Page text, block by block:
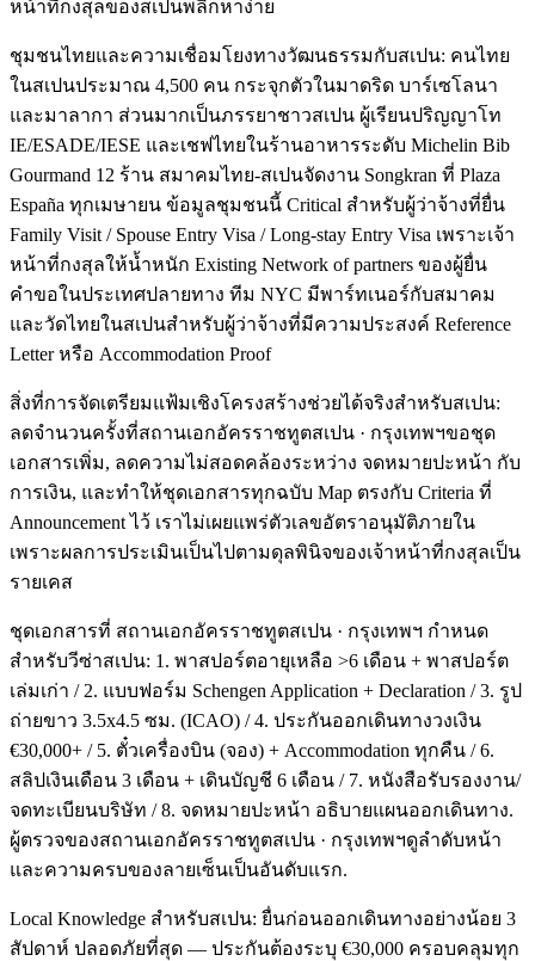
หน้าที่กงสุลของสเปนพลิกหาง่าย
ชุมชนไทยและความเชื่อมโยงทางวัฒนธรรมกับสเปน: คนไทย
ในสเปนประมาณ 4,500 คน กระจุกตัวในมาดริด บาร์เซโลนา
และมาลากา ส่วนมากเป็นภรรยาชาวสเปน ผู้เรียนปริญญาโท
IE/ESADE/IESE และเชฟไทยในร้านอาหารระดับ Michelin Bib
Gourmand 12 ร้าน สมาคมไทย-สเปนจัดงาน Songkran ที่ Plaza
España ทุกเมษายน ข้อมูลชุมชนนี้ Critical สำหรับผู้ว่าจ้างที่ยื่น
Family Visit / Spouse Entry Visa / Long-stay Entry Visa เพราะเจ้า
หน้าที่กงสุลให้น้ำหนัก Existing Network of partners ของผู้ยื่น
คำขอในประเทศปลายทาง ทีม NYC มีพาร์ทเนอร์กับสมาคม
และวัดไทยในสเปนสำหรับผู้ว่าจ้างที่มีความประสงค์ Reference
Letter หรือ Accommodation Proof
สิ่งที่การจัดเตรียมแฟ้มเชิงโครงสร้างช่วยได้จริงสำหรับสเปน:
ลดจำนวนครั้งที่สถานเอกอัครราชทูตสเปน · กรุงเทพฯขอชุด
เอกสารเพิ่ม, ลดความไม่สอดคล้องระหว่าง จดหมายปะหน้า กับ
การเงิน, และทำให้ชุดเอกสารทุกฉบับ Map ตรงกับ Criteria ที่
Announcement ไว้ เราไม่เผยแพร่ตัวเลขอัตราอนุมัติภายใน
เพราะผลการประเมินเป็นไปตามดุลพินิจของเจ้าหน้าที่กงสุลเป็น
รายเคส
ชุดเอกสารที่ สถานเอกอัครราชทูตสเปน · กรุงเทพฯ กำหนด
สำหรับวีซ่าสเปน: 1. พาสปอร์ตอายุเหลือ >6 เดือน + พาสปอร์ต
เล่มเก่า / 2. แบบฟอร์ม Schengen Application + Declaration / 3. รูป
ถ่ายขาว 3.5x4.5 ซม. (ICAO) / 4. ประกันออกเดินทางวงเงิน
€30,000+ / 5. ตั๋วเครื่องบิน (จอง) + Accommodation ทุกคืน / 6.
สลิปเงินเดือน 3 เดือน + เดินบัญชี 6 เดือน / 7. หนังสือรับรองงาน/
จดทะเบียนบริษัท / 8. จดหมายปะหน้า อธิบายแผนออกเดินทาง.
ผู้ตรวจของสถานเอกอัครราชทูตสเปน · กรุงเทพฯดูลำดับหน้า
และความครบของลายเซ็นเป็นอันดับแรก.
Local Knowledge สำหรับสเปน: ยื่นก่อนออกเดินทางอย่างน้อย 3
สัปดาห์ ปลอดภัยที่สุด — ประกันต้องระบุ €30,000 ครอบคลุมทุก